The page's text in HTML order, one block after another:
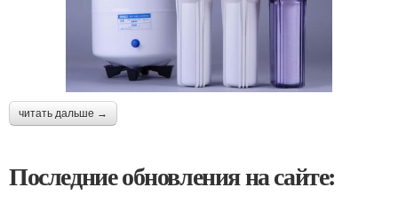
читать дальше →
Последние обновления на сайте: